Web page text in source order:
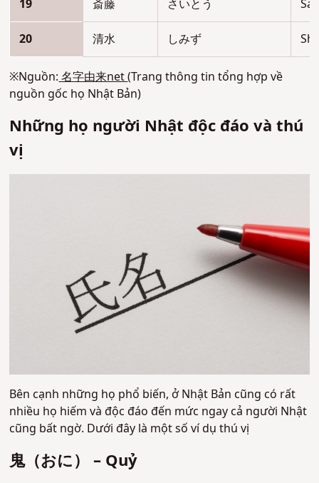
19 斎藤 さいとう
20 清水 しみず
※Nguồn:名字由来net(Trang thông tin tổng hợp về
nguồn gốc họ Nhật Bản)
Những họ người Nhật độc đáo và thú
vị
Bên cạnh những họ phổ biến, ở Nhật Bản cũng có rất
nhiều họ hiếm và độc đáo đến mức ngay cả người Nhật
cũng bất ngờ. Dưới đây là một số ví dụ thú vị
鬼（おに） – Quỷ